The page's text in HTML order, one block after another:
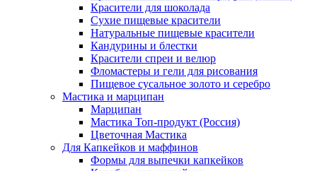
Красители для шоколада
Сухие пищевые красители
Натуральные пищевые красители
Кандурины и блестки
Красители спреи и велюр
Фломастеры и гели для рисования
Пищевое сусальное золото и серебро
Мастика и марципан
Марципан
Мастика Топ-продукт (Россия)
Цветочная Мастика
Для Капкейков и маффинов
Формы для выпечки капкейков